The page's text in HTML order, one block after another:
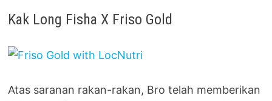
Kak Long Fisha X Friso Gold
Atas saranan rakan-rakan, Bro telah memberikan